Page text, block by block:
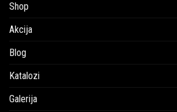
Shop
Akcija
Blog
Katalozi
Galerija